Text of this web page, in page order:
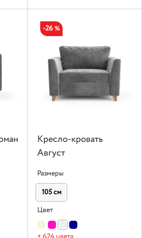
-26%
Кресло-кровать
Август
Размеры
105 см
Цвет